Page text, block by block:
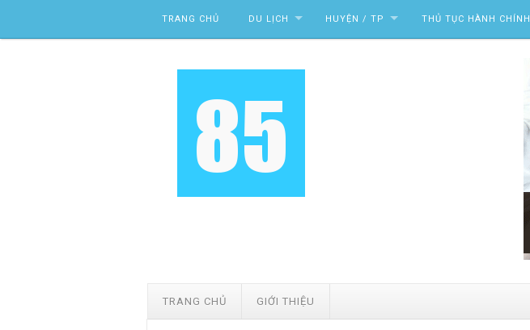
TRANG CHỦ DU LỊCH HUYỆN / TP THỦ TỤC HÀNH CHÍNH
TRANG CHỦ GIỚI THIỆU